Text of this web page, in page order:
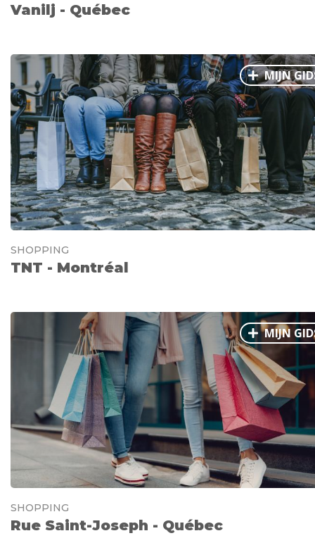
Vanilj - Québec
MIJN
SHOPPING
TNT - Montréal
MIJN
SHOPPING
Rue Saint-Joseph - Québec